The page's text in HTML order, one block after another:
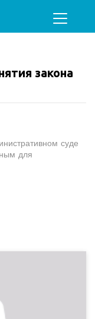
закона
суде
для